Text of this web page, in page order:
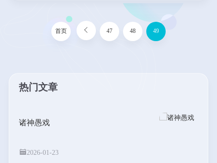
荡，在牙尖嘴利的金夫人...
首页 47 48 49
热门文章
诸神愚戏
2026-01-23